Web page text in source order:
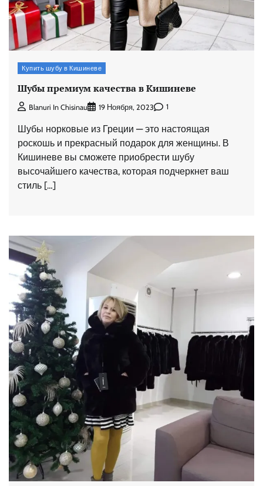
Купить шубу в Кишиневе
Шубы премиум качества в Кишиневе
Blanuri In Chisinau 19 Ноября, 2023 1
Шубы норковые из Греции — это настоящая
роскошь и прекрасный подарок для женщины. В
Кишиневе вы сможете приобрести шубу
высочайшего качества, которая подчеркнет ваш
стиль […]